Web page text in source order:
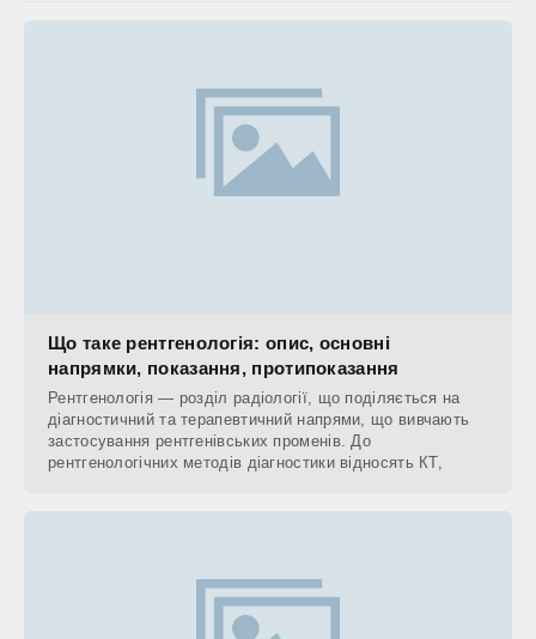
Що таке рентгенологія: опис, основні
напрямки, показання, протипоказання
Рентгенологія — розділ радіології, що поділяється на
діагностичний та терапевтичний напрями, що вивчають
застосування рентгенівських променів. До
рентгенологічних методів діагностики відносять КТ,